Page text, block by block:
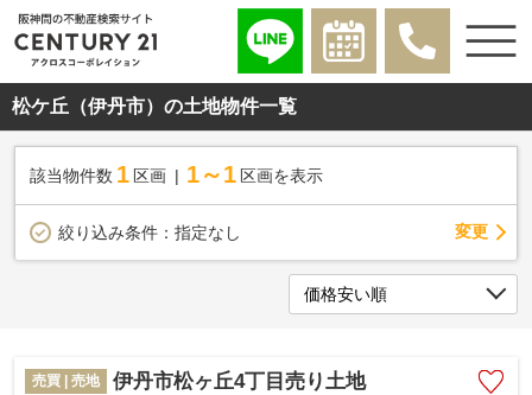
松ケ丘（伊丹市）の土地物件一覧
該当物件数 1 区画 1～1 区画を表示
絞り込み条件： 指定なし 変更
売買 | 売地 伊丹市松ヶ丘4丁目売り土地